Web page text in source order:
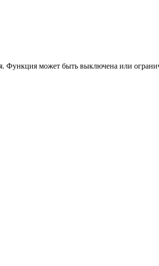
Функция может быть выключена или